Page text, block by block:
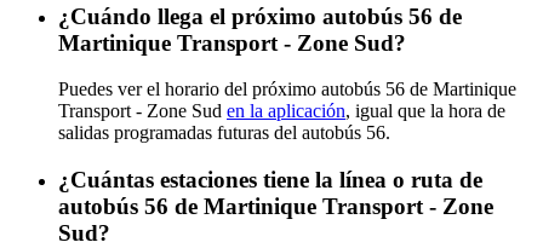
¿Cuándo llega el próximo autobús 56 de
Martinique Transport - Zone Sud?
Puedes ver el horario del próximo autobús 56 de Martinique
Transport - Zone Sud en la aplicación, igual que la hora de
salidas programadas futuras del autobús 56.
¿Cuántas estaciones tiene la línea o ruta de
autobús 56 de Martinique Transport - Zone
Sud?